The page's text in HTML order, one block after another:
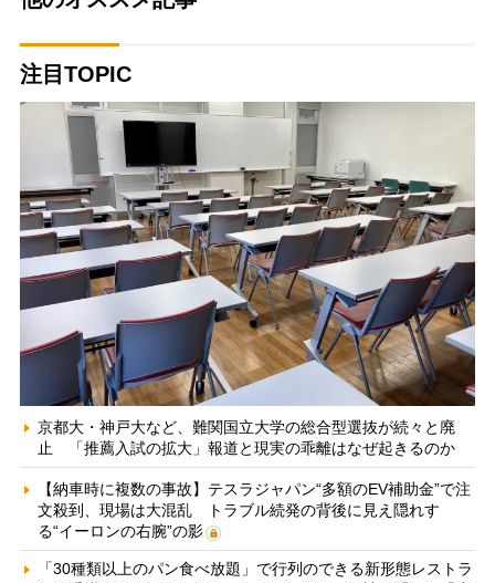
注目TOPIC
京都大・神戸大など、難関国立大学の総合型選抜が続々と廃
止 「推薦入試の拡大」報道と現実の乖離はなぜ起きるのか
【納車時に複数の事故】テスラジャパン“多額のEV補助金”で注
文殺到、現場は大混乱 トラブル続発の背後に見え隠れす
る“イーロンの右腕”の影
「30種類以上のパン食べ放題」で行列のできる新形態レストラ